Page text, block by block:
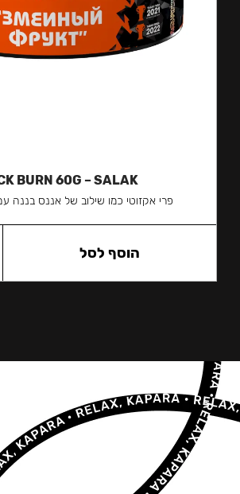
BURN 60G – SALAK
פרי אקזוטי כמו שילוב של אננס בננה
הוסף לסל